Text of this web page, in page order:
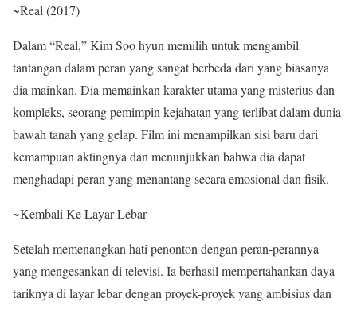
~Real (2017)
Dalam “Real,” Kim Soo hyun memilih untuk mengambil
tantangan dalam peran yang sangat berbeda dari yang biasanya
dia mainkan. Dia memainkan karakter utama yang misterius dan
kompleks, seorang pemimpin kejahatan yang terlibat dalam dunia
bawah tanah yang gelap. Film ini menampilkan sisi baru dari
kemampuan aktingnya dan menunjukkan bahwa dia dapat
menghadapi peran yang menantang secara emosional dan fisik.
~Kembali Ke Layar Lebar
Setelah memenangkan hati penonton dengan peran-perannya
yang mengesankan di televisi. Ia berhasil mempertahankan daya
tariknya di layar lebar dengan proyek-proyek yang ambisius dan